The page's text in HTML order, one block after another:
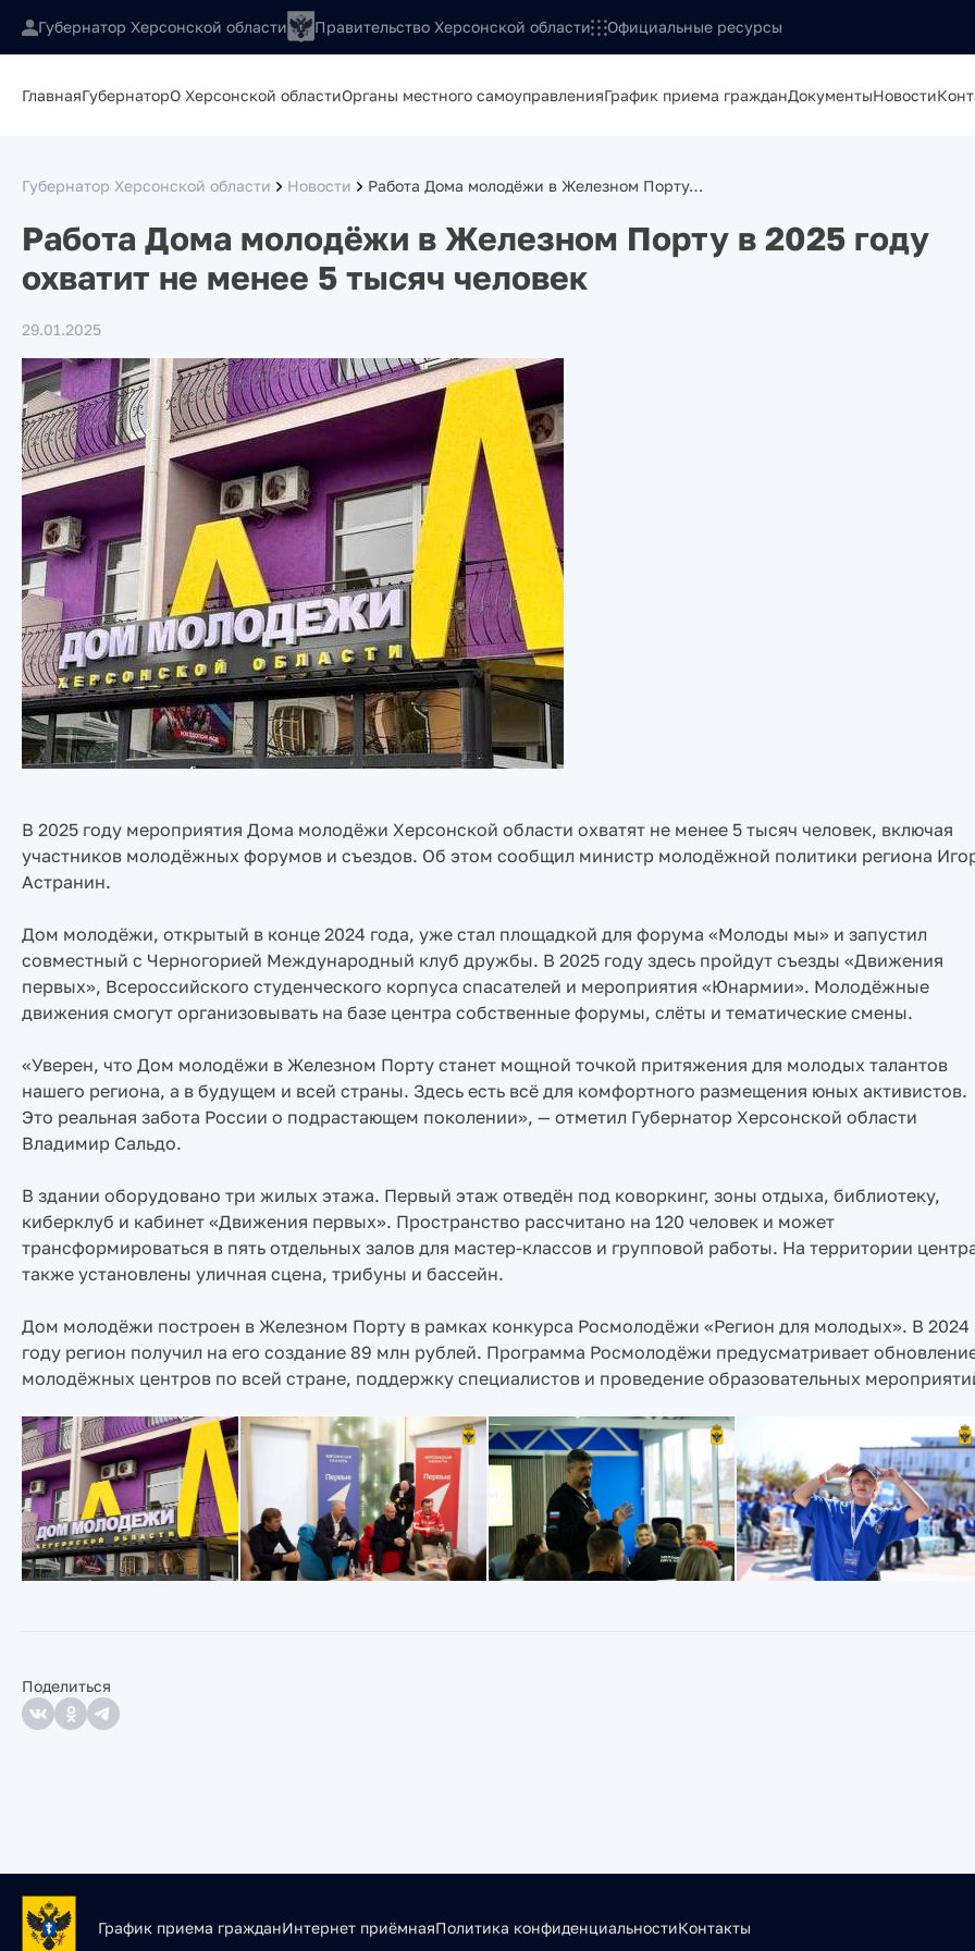
Губернатор Херсонской области Правительство Херсонской области Официальные ресурсы
ГлавнаяГубернаторО Херсонской областиОрганы местного самоуправленияГрафик приема гражданДокументыНовости
Губернатор Херсонской области Новости Работа Дома молодёжи в Железном Порту…
Работа Дома молодёжи в Железном Порту в 2025 году
охватит не менее 5 тысяч человек
29.01.2025
В 2025 году мероприятия Дома молодёжи Херсонской области охватят не менее 5 тысяч человек, включая
участников молодёжных форумов и съездов. Об этом сообщил министр молодёжной политики региона
Астранин.
Дом молодёжи, открытый в конце 2024 года, уже стал площадкой для форума «Молоды мы» и запустил
совместный с Черногорией Международный клуб дружбы. В 2025 году здесь пройдут съезды «Движения
первых», Всероссийского студенческого корпуса спасателей и мероприятия «Юнармии». Молодёжные
движения смогут организовывать на базе центра собственные форумы, слёты и тематические смены.
«Уверен, что Дом молодёжи в Железном Порту станет мощной точкой притяжения для молодых талантов
нашего региона, а в будущем и всей страны. Здесь есть всё для комфортного размещения юных активистов.
Это реальная забота России о подрастающем поколении», — отметил Губернатор Херсонской области
Владимир Сальдо.
В здании оборудовано три жилых этажа. Первый этаж отведён под коворкинг, зоны отдыха, библиотеку,
киберклуб и кабинет «Движения первых». Пространство рассчитано на 120 человек и может
трансформироваться в пять отдельных залов для мастер-классов и групповой работы. На территории
также установлены уличная сцена, трибуны и бассейн.
Дом молодёжи построен в Железном Порту в рамках конкурса Росмолодёжи «Регион для молодых». В 2024
году регион получил на его создание 89 млн рублей. Программа Росмолодёжи предусматривает
молодёжных центров по всей стране, поддержку специалистов и проведение образовательных
Поделиться
График приема гражданИнтернет приёмнаяПолитика конфиденциальностиКонтакты